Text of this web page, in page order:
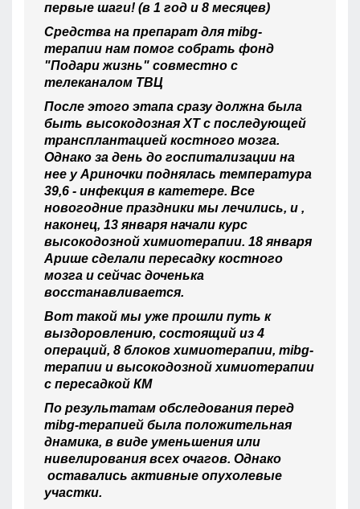
первые шаги! (в 1 год и 8 месяцев)
Средства на препарат для mibg-
терапии нам помог собрать фонд
"Подари жизнь" совместно с
телеканалом ТВЦ
После этого этапа сразу должна была
быть высокодозная ХТ с последующей
трансплантацией костного мозга.
Однако за день до госпитализации на
нее у Ариночки поднялась температура
39,6 - инфекция в катетере. Все
новогодние праздники мы лечились, и ,
наконец, 13 января начали курс
высокодозной химиотерапии. 18 января
Арише сделали пересадку костного
мозга и сейчас доченька
восстанавливается.
Вот такой мы уже прошли путь к
выздоровлению, состоящий из 4
операций, 8 блоков химиотерапии, mibg-
терапии и высокодозной химиотерапии
с пересадкой КМ
По результатам обследования перед
mibg-терапией была положительная
днамика, в виде уменьшения или
нивелирования всех очагов. Однако
оставались активные опухолевые
участки.